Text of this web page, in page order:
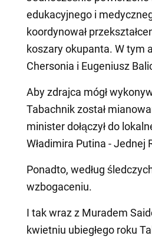
edukacyjnego i
koordynował
koszary okupanta. W tym
Chersonia i Eugeniusz
Aby zdrajca mógł
Tabachnik został
minister dołączył do
Władimira Putina - Jednej
Ponadto, według
wzbogaceniu.
I tak wraz z Muradem
kwietniu ubiegłego roku